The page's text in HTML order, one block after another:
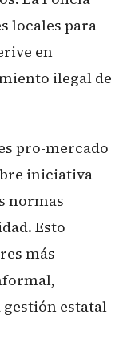
locales para
en
ilegal de
pro-mercado
iniciativa
normas
Esto
más
estatal